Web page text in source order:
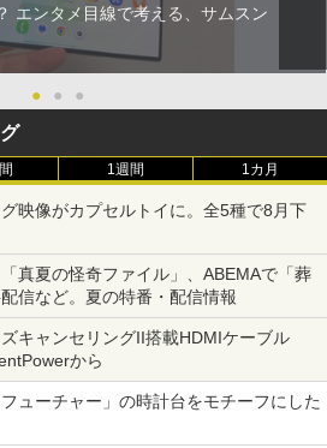
エンタメ目線で考える、サムスン
● ● ●
1週間 1カ月
映像がカプセルトイに。全5種で8月下
真夏の怪奇ファイル」、ABEMAで「葬
信など。夏の特番・配信情報
キャンセリングII搭載HDMIケーブル
から
ューチャー」の時計台をモチーフにした